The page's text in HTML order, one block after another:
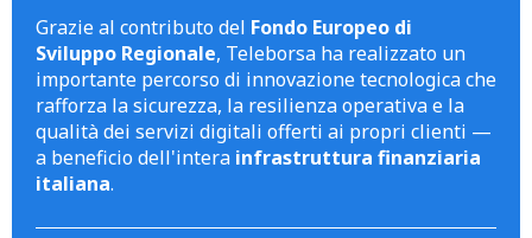
Grazie al contributo del Fondo Europeo di
Sviluppo Regionale, Teleborsa ha realizzato un
importante percorso di innovazione tecnologica che
rafforza la sicurezza, la resilienza operativa e la
qualità dei servizi digitali offerti ai propri clienti —
a beneficio dell'intera infrastruttura finanziaria
italiana.